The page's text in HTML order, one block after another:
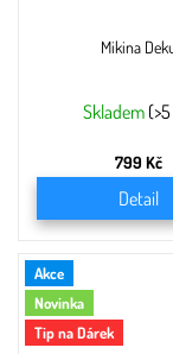
Mikina
Skladem
799 Kč
Detail
Akce
Novinka
Tip na Dárek